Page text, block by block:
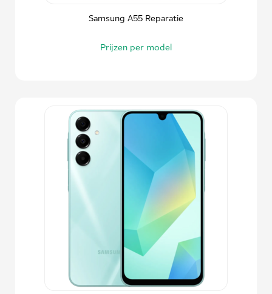
Samsung A55 Reparatie
Prijzen per model